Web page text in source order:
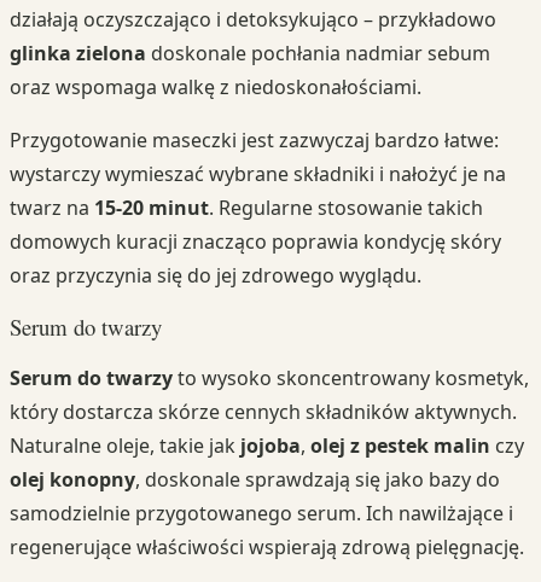
działają oczyszczająco i detoksykująco – przykładowo
glinka zielona doskonale pochłania nadmiar sebum
oraz wspomaga walkę z niedoskonałościami.
Przygotowanie maseczki jest zazwyczaj bardzo łatwe:
wystarczy wymieszać wybrane składniki i nałożyć je na
twarz na 15-20 minut. Regularne stosowanie takich
domowych kuracji znacząco poprawia kondycję skóry
oraz przyczynia się do jej zdrowego wyglądu.
Serum do twarzy
Serum do twarzyto wysoko skoncentrowany kosmetyk,
który dostarcza skórze cennych składników aktywnych.
Naturalne oleje, takie jak jojoba, olej z pestek malin czy
olej konopny, doskonale sprawdzają się jako bazy do
samodzielnie przygotowanego serum. Ich nawilżające i
regenerujące właściwości wspierają zdrową pielęgnację.